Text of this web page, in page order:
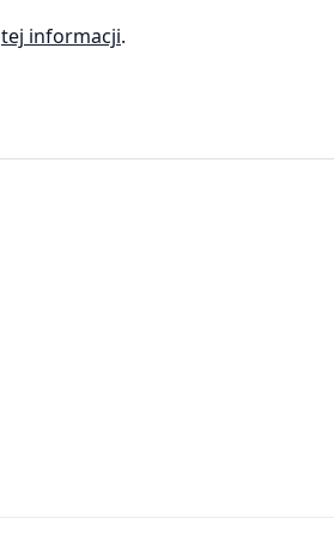
tej informacji.